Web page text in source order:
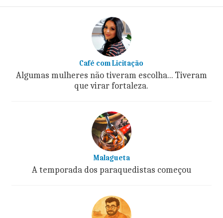
Café com Licitação
Algumas mulheres não tiveram escolha... Tiveram
que virar fortaleza.
Malagueta
A temporada dos paraquedistas começou